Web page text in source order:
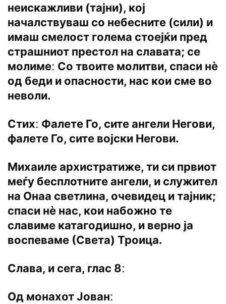
неискажливи (тајни), кој
началствуваш со небесните (сили) и
имаш смелост голема стоејќи пред
страшниот престол на славата; се
молимеː Со твоите молитви, спаси нѐ
од беди и опасности, нас кои сме во
неволи.
Стихː Фалете Го, сите ангели Негови,
фалете Го, сите војски Негови.
Михаиле архистратиже, ти си првиот
меѓу бесплотните ангели, и служител
на Онаа светлина, очевидец и тајник;
спаси нѐ нас, кои набожно те
славиме катагодишно, и верно ја
воспеваме (Света) Троица.
Слава, и сега, глас 8ː
Од монахот Јованː